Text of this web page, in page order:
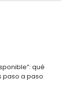
qué
paso a paso